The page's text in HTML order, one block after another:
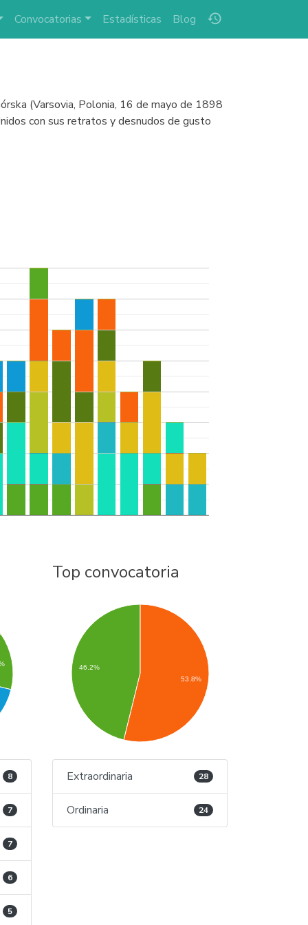
history
Convocatorias Estadísticas Blog
(Varsovia, Polonia, 16 de mayo de 1898
con sus retratos y desnudos de gusto
8
7
7
6
5
Top convocatoria
46.2%
53.8%
Extraordinaria 28
Ordinaria 24